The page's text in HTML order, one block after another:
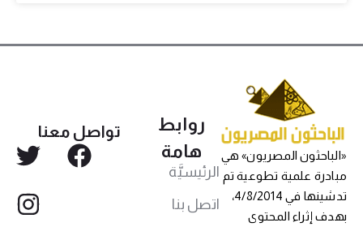
«الباحثون المصريون» هي
مبادرة علمية تطوعية تم
تدشينها في 4/8/2014،
بهدف إثراء المحتوى
روابط
هامة
الرئيسيَّة
اتصل بنا
تواصل معنا